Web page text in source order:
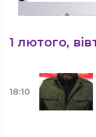
1 лютого,
18:10